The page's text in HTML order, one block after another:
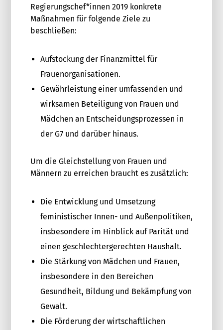
Regierungschef*innen 2019 konkrete
Maßnahmen für folgende Ziele zu
beschließen:
Aufstockung der Finanzmittel für
Frauenorganisationen.
Gewährleistung einer umfassenden und
wirksamen Beteiligung von Frauen und
Mädchen an Entscheidungsprozessen in
der G7 und darüber hinaus.
Um die Gleichstellung von Frauen und
Männern zu erreichen braucht es zusätzlich:
Die Entwicklung und Umsetzung
feministischer Innen- und Außenpolitiken,
insbesondere im Hinblick auf Parität und
einen geschlechtergerechten Haushalt.
Die Stärkung von Mädchen und Frauen,
insbesondere in den Bereichen
Gesundheit, Bildung und Bekämpfung von
Gewalt.
Die Förderung der wirtschaftlichen